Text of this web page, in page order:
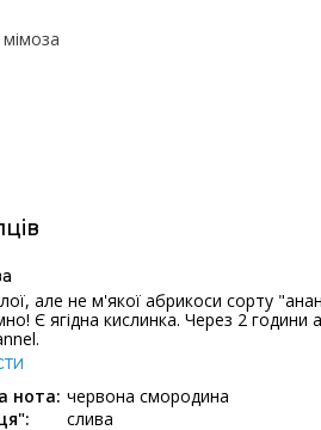
мімоза
але не м'якої абрикоси сорту
Є ягідна кислинка. Через 2 години
нота: червона смородина
слива